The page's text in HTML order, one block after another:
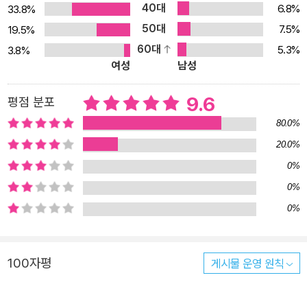
지나 이제야, 제자리로 돌아온 기분이었다. 멀리 돌아오는 길이 너무
험난해 힘이 들었지만 결국 돌아왔으니 되었다는 생각이 들었다. (…)
다시는 일어설 수조차 없고 매순간 끔찍한 통증에 몸부림치며 살아가
고 있지만, 그래도 살아 있어서, 소설을 쓸 수 있어서 다행이라고 생각
한다. 돌이킬 수 없이 낡아버렸다 해도, 아직은 봄밤이다. _「작가의
말」에서 “나는 절대로 스스로의 존재가치를 훼손하는 인간은 되고 싶
지 않았다.” 작가의 등단작을 비롯해 2007년부터 2018년까지 발표
한 단편 아홉 편을 모아 실은 이 책 속 인물들은 대부분 지독하게 밀려
오는 삶의 파도에 휩쓸려 휘청인다. 결혼 석 달 만에 닥쳐온 불행한 사
고로 남편 윤은 전신마비 장애를 입고, 나는 하루 열두 시간을 식당에
서 낙지 대가리를 자르며 ‘개미지옥’같이 변해버린 세상을 견디고(「매
듭」), 이웃에 사는 정신지체 청년에게 아이를 잃지만 재판에서 청년은
개인적인 복수를 결심하기도 하며(「어떤 이별」), 어린 시절 가족여행
으로 갔던 계곡에서 위험에 대한 자각이라고는 없이 형에게 장난을
33.8%
40대
6.8%
19.5%
50대
7.5%
3.8%
60대
5.3%
여성
남성
평점 분포 9.6
80.0%
20.0%
0%
0%
0%
100자평 게시물 운영 원칙